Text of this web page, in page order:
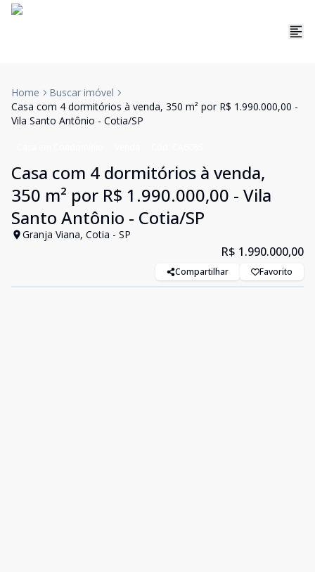
Home
Buscar imóvel
Casa com 4 dormitórios à venda, 350 m² por R$ 1.990.000,00 -
Vila Santo Antônio - Cotia/SP
Casa com 4 dormitórios à venda,
350 m² por R$ 1.990.000,00 - Vila
Santo Antônio - Cotia/SP
Granja Viana, Cotia - SP
R$ 1.990.000,00
Compartilhar Favorito